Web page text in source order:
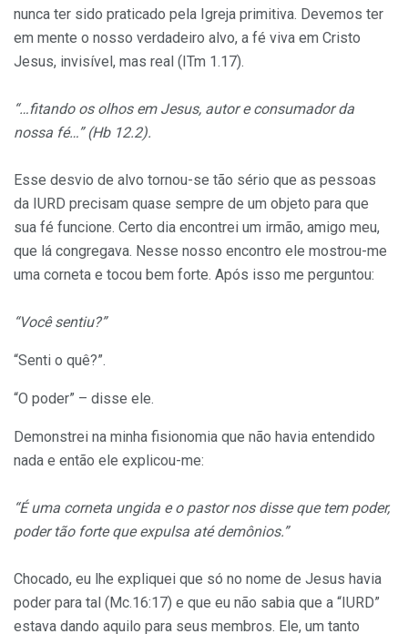
nunca ter sido praticado pela Igreja primitiva. Devemos ter
em mente o nosso verdadeiro alvo, a fé viva em Cristo
Jesus, invisível, mas real (ITm 1.17).
“…fitando os olhos em Jesus, autor e consumador da
nossa fé…” (Hb 12.2).
Esse desvio de alvo tornou-se tão sério que as pessoas
da IURD precisam quase sempre de um objeto para que
sua fé funcione. Certo dia encontrei um irmão, amigo meu,
que lá congregava. Nesse nosso encontro ele mostrou-me
uma corneta e tocou bem forte. Após isso me perguntou:
“Você sentiu?”
“Senti o quê?”.
“O poder” – disse ele.
Demonstrei na minha fisionomia que não havia entendido
nada e então ele explicou-me:
“É uma corneta ungida e o pastor nos disse que tem poder,
poder tão forte que expulsa até demônios.”
Chocado, eu lhe expliquei que só no nome de Jesus havia
poder para tal (Mc.16:17) e que eu não sabia que a “IURD”
estava dando aquilo para seus membros. Ele, um tanto